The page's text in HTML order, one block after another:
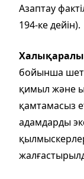
Азаптау
194-ке дейін).
бойынша
қимыл және
қамтамасыз
адамдарды